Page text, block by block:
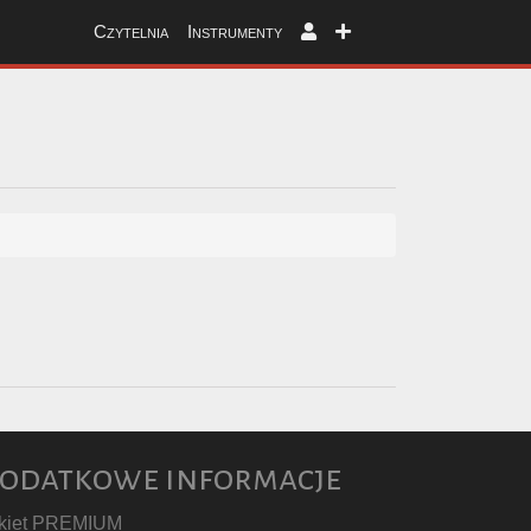
Czytelnia Instrumenty
informacje
PREMIUM